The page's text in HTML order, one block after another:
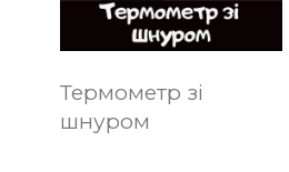
Термометр зі
шнуром